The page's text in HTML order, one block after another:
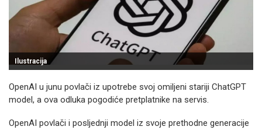
Ilustracija
OpenAI u junu povlači iz upotrebe svoj omiljeni stariji ChatGPT
model, a ova odluka pogodiće pretplatnike na servis.
OpenAI povlači i posljednji model iz svoje prethodne generacije